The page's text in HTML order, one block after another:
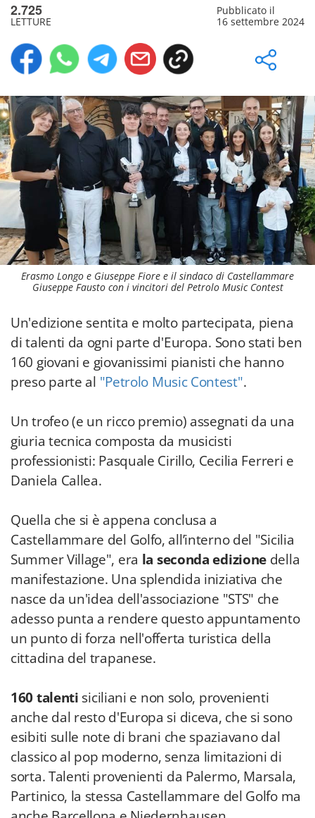
2.725
LETTURE
Pubblicato il
16 settembre 2024
Erasmo Longo e Giuseppe Fiore e il sindaco di Castellammare
Giuseppe Fausto con i vincitori del Petrolo Music Contest
Un'edizione sentita e molto partecipata, piena
di talenti da ogni parte d'Europa. Sono stati ben
160 giovani e giovanissimi pianisti che hanno
preso parte al "Petrolo Music Contest".
Un trofeo (e un ricco premio) assegnati da una
giuria tecnica composta da musicisti
professionisti: Pasquale Cirillo, Cecilia Ferreri e
Daniela Callea.
Quella che si è appena conclusa a
Castellammare del Golfo, all’interno del "Sicilia
Summer Village", era la seconda edizione della
manifestazione. Una splendida iniziativa che
nasce da un'idea dell'associazione "STS" che
adesso punta a rendere questo appuntamento
un punto di forza nell'offerta turistica della
cittadina del trapanese.
160 talenti siciliani e non solo, provenienti
anche dal resto d'Europa si diceva, che si sono
esibiti sulle note di brani che spaziavano dal
classico al pop moderno, senza limitazioni di
sorta. Talenti provenienti da Palermo, Marsala,
Partinico, la stessa Castellammare del Golfo ma